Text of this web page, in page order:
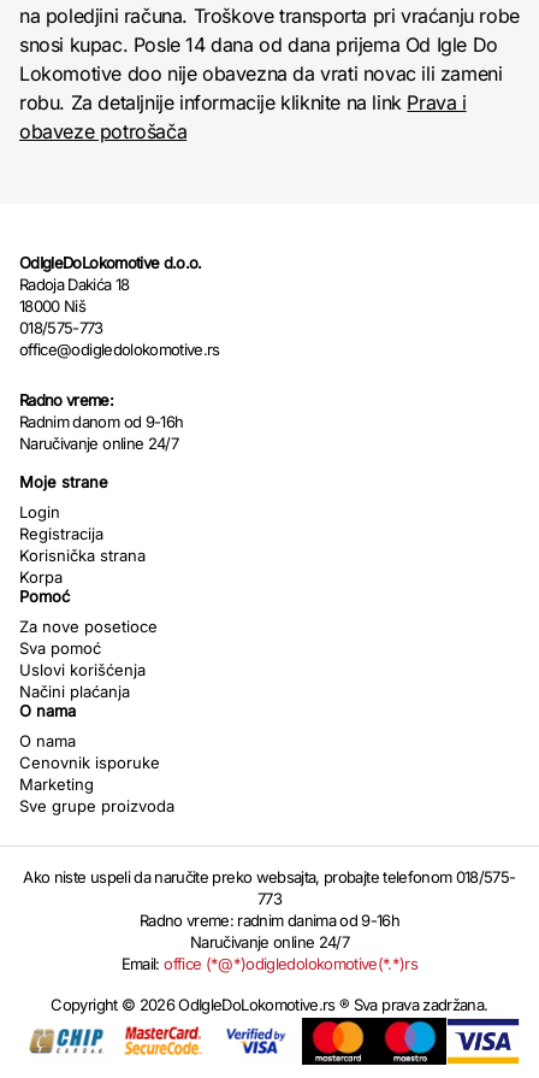
na poledjini računa. Troškove transporta pri vraćanju robe
snosi kupac. Posle 14 dana od dana prijema Od Igle Do
Lokomotive doo nije obavezna da vrati novac ili zameni
robu. Za detaljnije informacije kliknite na link Prava i
obaveze potrošača
OdIgleDoLokomotive d.o.o.
Radoja Dakića 18
18000 Niš
018/575-773
office@odigledolokomotive.rs
Radno vreme:
Radnim danom od 9-16h
Naručivanje online 24/7
Moje strane
Login
Registracija
Korisnička strana
Korpa
Pomoć
Za nove posetioce
Sva pomoć
Uslovi korišćenja
Načini plaćanja
O nama
O nama
Cenovnik isporuke
Marketing
Sve grupe proizvoda
Ako niste uspeli da naručite preko websajta, probajte telefonom 018/575-
773
Radno vreme: radnim danima od 9-16h
Naručivanje online 24/7
Email:office (*@*)odigledolokomotive(*.*)rs
Copyright © 2026 OdIgleDoLokomotive.rs ® Sva prava zadržana.